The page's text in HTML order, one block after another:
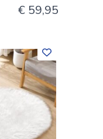
€ 59,95